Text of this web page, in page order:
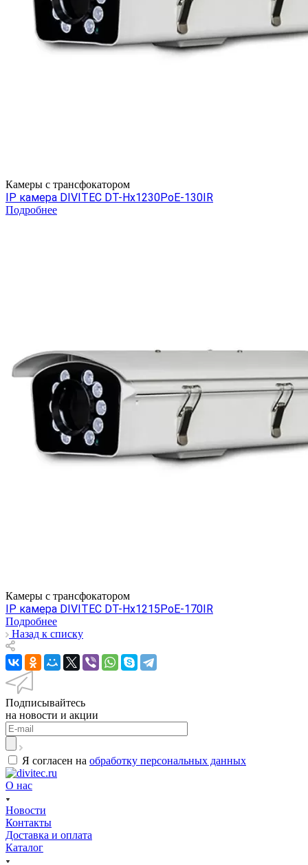
Камеры c трансфокатором
IP камера DIVITEC DT-Hх1230PoE-130IR
Подробнее
Камеры c трансфокатором
IP камера DIVITEC DT-Hх1215PoE-170IR
Подробнее
Назад к списку
Подписывайтесь
на новости и акции
Я согласен на обработку персональных данных
О нас
Новости
Контакты
Доставка и оплата
Каталог